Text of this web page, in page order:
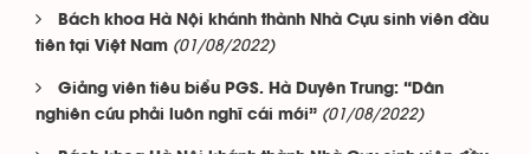
Bách khoa Hà Nội khánh thành Nhà Cựu sinh viên đầu
tiên tại Việt Nam (01/08/2022)
Giảng viên tiêu biểu PGS. Hà Duyên Trung: “Dân
nghiên cứu phải luôn nghĩ cái mới” (01/08/2022)